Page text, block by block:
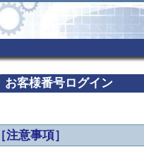
お客様番号ログイン
［注意事項］